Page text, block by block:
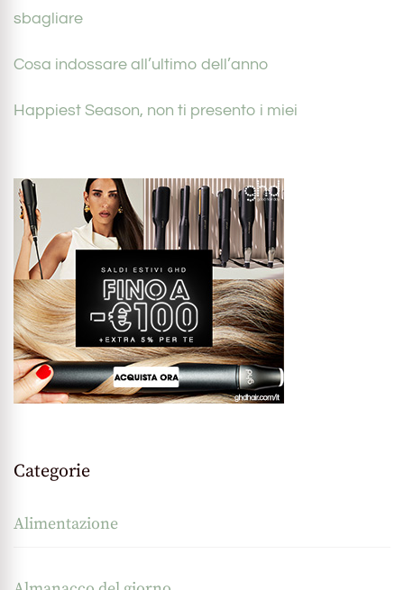
sbagliare
Cosa indossare all’ultimo dell’anno
Happiest Season, non ti presento i miei
Categorie
Alimentazione